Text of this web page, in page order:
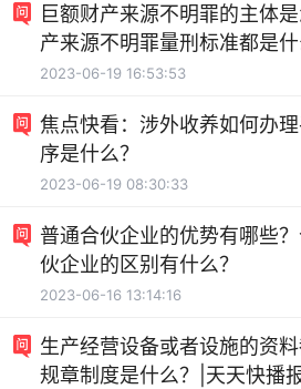
巨额财产来源不明罪的主体
产来源不明罪量刑标准都是什
2023-06-19 16:53:53
焦点快看：涉外收养如何办
序是什么？
2023-06-19 08:30:33
普通合伙企业的优势有哪些
伙企业的区别有什么？
2023-06-16 13:14:16
生产经营设备或者设施的资
规章制度是什么？|天天快播